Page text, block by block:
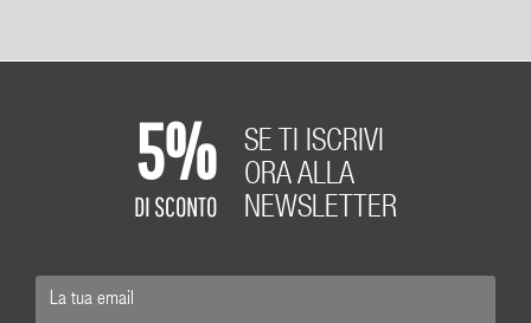
5%
DI SCONTO
SE TI ISCRIVI
ORA ALLA
NEWSLETTER